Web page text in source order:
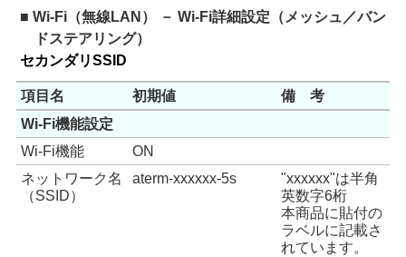
■ Wi-Fi（無線LAN） － Wi-Fi詳細設定（メッシュ／バン
ドステアリング）
セカンダリSSID
項目名 初期値
備 考
Wi-Fi機能設定
Wi-Fi機能
ON
ネットワーク名
（SSID）
aterm-xxxxxx-5s
"xxxxxx"は半角
英数字6桁
本商品に貼付の
ラベルに記載さ
れています。